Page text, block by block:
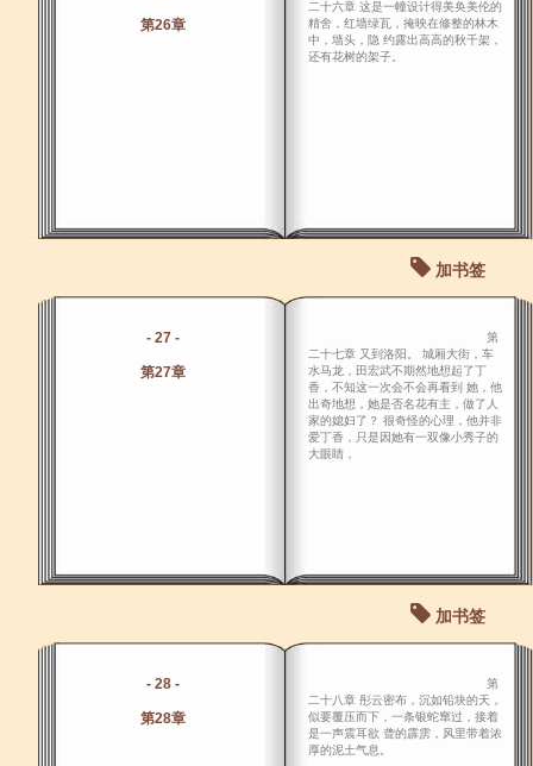
第26章
二十六章 这是一幢设计得美奂美伦的
精舍，红墙绿瓦，掩映在修整的林木
中，墙头，隐 约露出高高的秋千架，
还有花树的架子。
加书签
- 27 -
第27章
第
二十七章 又到洛阳。 城厢大街，车
水马龙，田宏武不期然地想起了丁
香，不知这一次会不会再看到 她，他
出奇地想，她是否名花有主，做了人
家的媳妇了？ 很奇怪的心理，他并非
爱丁香，只是因她有一双像小秀子的
大眼睛，
加书签
- 28 -
第28章
第
二十八章 彤云密布，沉如铅块的天，
似要覆压而下，一条银蛇窜过，接着
是一声震耳欲 聋的霹雳，风里带着浓
厚的泥土气息。